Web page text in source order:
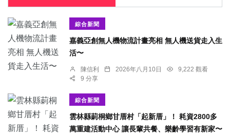
綜合新聞
嘉義亞創無人機物流計畫亮相 無人機送貨走入生
活〜
陳信利 2026年八月10日
9,222 觀看
9 分享
綜合新聞
雲林縣莿桐鄉甘厝村「起新厝」！ 耗資2800多
萬重建活動中心 讓長輩共餐、樂齡學習有新家〜